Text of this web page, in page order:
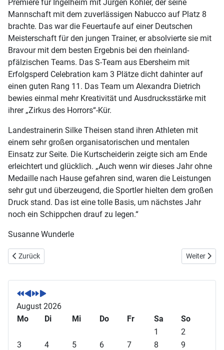
Premiere für Ingelheim mit Jürgen Köhler, der seine
Mannschaft mit dem zuverlässigen Nabucco auf Platz 8
brachte. Das war die Feuertaufe auf einer Deutschen
Meisterschaft für den jungen Trainer, er absolvierte sie mit
Bravour mit dem besten Ergebnis bei den rheinland-
pfälzischen Teams. Das S-Team aus Ebersheim mit
Erfolgsperd Celebration kam 3 Plätze dicht dahinter auf
einen guten Rang 11. Das Team um Alexandra Dietrich
bewies einmal mehr Kreativität und Ausdrucksstärke mit
ihrer „Zirkus des Horrors“-Kür.
Landestrainerin Silke Theisen stand ihren Athleten mit
einem sehr großen organisatorischen und mentalen
Einsatz zur Seite. Die Kurtscheiderin zeigte sich am Ende
erleichtert und glücklich. „Auch wenn wir dieses Jahr ohne
Medaille nach Hause gefahren sind, waren die Leistungen
sehr gut und überzeugend, die Sportler hielten dem großen
Druck stand. Das ist eine tolle Basis, um nächstes Jahr
noch ein Schippchen drauf zu legen.“
Susanne Wunderle
Vorheriger Beitrag: Bodenheimer Voltigierer feiern 10-jähriges
Zurück Nächster
Weiter
V
o
r
h
r
V
o
r
h
N
ä
c
N
ä
c
August 2026
Mo
Di Mi Do Fr Sa
So
1
2
3
4 5 6 7 8 9